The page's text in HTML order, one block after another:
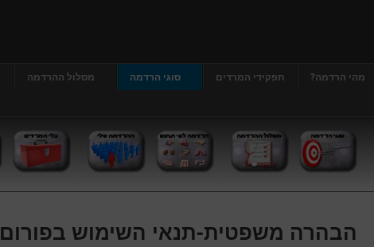
מהי הרדמה? תפקידי המרדים סוגי הרדמה מסלול ההרדמה
הבהרה משפטית-תנאי השימוש בפורום